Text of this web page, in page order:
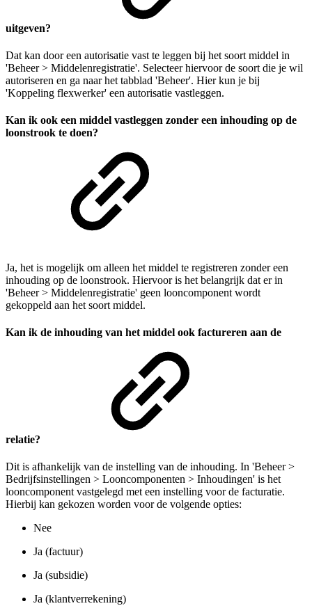
uitgeven?
Dat kan door een autorisatie vast te leggen bij het soort middel in
'Beheer > Middelenregistratie'. Selecteer hiervoor de soort die je wil
autoriseren en ga naar het tabblad 'Beheer'. Hier kun je bij
'Koppeling flexwerker' een autorisatie vastleggen.
Kan ik ook een middel vastleggen zonder een inhouding op de
loonstrook te doen?
Ja, het is mogelijk om alleen het middel te registreren zonder een
inhouding op de loonstrook. Hiervoor is het belangrijk dat er in
'Beheer > Middelenregistratie' geen looncomponent wordt
gekoppeld aan het soort middel.
Kan ik de inhouding van het middel ook factureren aan de
relatie?
Dit is afhankelijk van de instelling van de inhouding. In 'Beheer >
Bedrijfsinstellingen > Looncomponenten > Inhoudingen' is het
looncomponent vastgelegd met een instelling voor de facturatie.
Hierbij kan gekozen worden voor de volgende opties:
Nee
Ja (factuur)
Ja (subsidie)
Ja (klantverrekening)